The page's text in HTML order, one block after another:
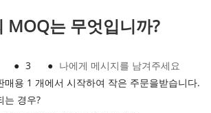
MOQ는 무엇입니까?
● 3 ● 나에게 메시지를 남겨주세요
매용 1 개에서 시작하여 작은 주문을받습니다.
는 경우?